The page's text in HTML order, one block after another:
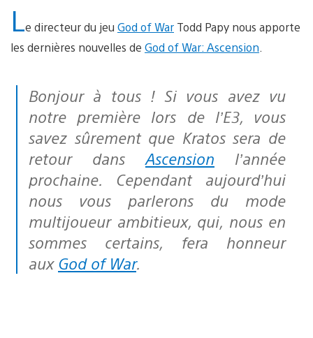
Le directeur du jeu God of War Todd Papy nous apporte
les dernières nouvelles de God of War: Ascension
Bonjour à tous ! Si vous avez vu
notre première lors de l’E3, vous
savez sûrement que Kratos sera de
retour dans Ascension l’année
prochaine. Cependant aujourd’hui
nous vous parlerons du mode
multijoueur ambitieux, qui, nous en
sommes certains, fera honneur
aux God of War.